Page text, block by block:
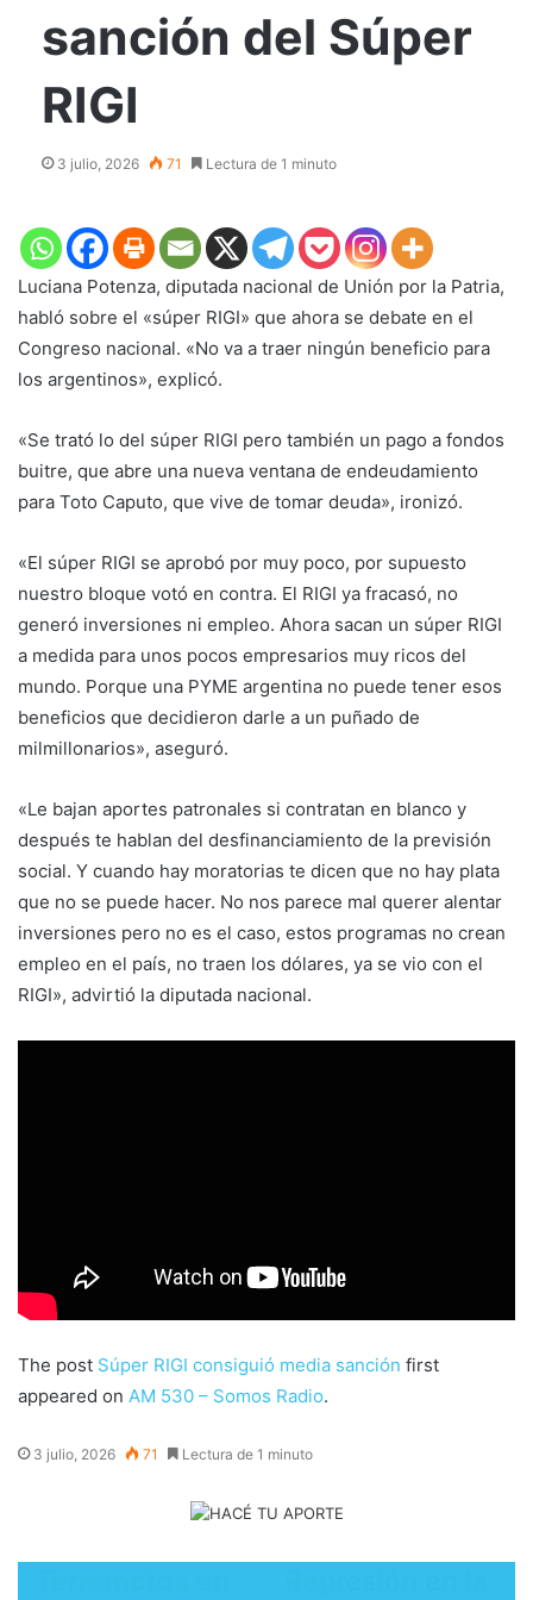
sanción del ​Súper
RIGI
3 julio, 2026 71 Lectura de 1 minuto
​Luciana Potenza, diputada nacional de Unión por la Patria,
habló sobre el «súper RIGI» que ahora se debate en el
Congreso nacional. «No va a traer ningún beneficio para
los argentinos», explicó.
«Se trató lo del súper RIGI pero también un pago a fondos
buitre, que abre una nueva ventana de endeudamiento
para Toto Caputo, que vive de tomar deuda», ironizó.
«El súper RIGI se aprobó por muy poco, por supuesto
nuestro bloque votó en contra. El RIGI ya fracasó, no
generó inversiones ni empleo. Ahora sacan un súper RIGI
a medida para unos pocos empresarios muy ricos del
mundo. Porque una PYME argentina no puede tener esos
beneficios que decidieron darle a un puñado de
milmillonarios», aseguró.
«Le bajan aportes patronales si contratan en blanco y
después te hablan del desfinanciamiento de la previsión
social. Y cuando hay moratorias te dicen que no hay plata
que no se puede hacer. No nos parece mal querer alentar
inversiones pero no es el caso, estos programas no crean
empleo en el país, no traen los dólares, ya se vio con el
RIGI», advirtió la diputada nacional.
The post Súper RIGI consiguió media sanción first
appeared on AM 530 – Somos Radio.
3 julio, 2026 71 Lectura de 1 minuto